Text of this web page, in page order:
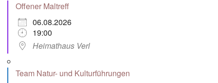
Offener Maltreff
06.08.2026
19:00
Heimathaus Verl
Team Natur- und Kulturführungen